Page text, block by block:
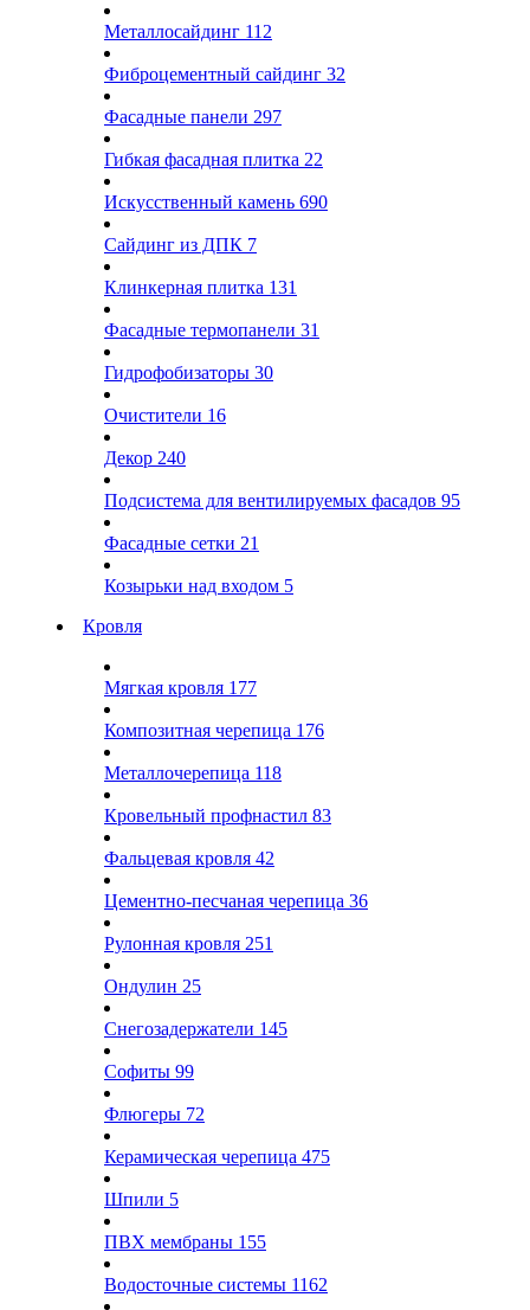
Металлосайдинг 112
Фиброцементный сайдинг 32
Фасадные панели 297
Гибкая фасадная плитка 22
Искусственный камень 690
Сайдинг из ДПК 7
Клинкерная плитка 131
Фасадные термопанели 31
Гидрофобизаторы 30
Очистители 16
Декор 240
Подсистема для вентилируемых фасадов 95
Фасадные сетки 21
Козырьки над входом 5
Кровля
Мягкая кровля 177
Композитная черепица 176
Металлочерепица 118
Кровельный профнастил 83
Фальцевая кровля 42
Цементно-песчаная черепица 36
Рулонная кровля 251
Ондулин 25
Снегозадержатели 145
Софиты 99
Флюгеры 72
Керамическая черепица 475
Шпили 5
ПВХ мембраны 155
Водосточные системы 1162